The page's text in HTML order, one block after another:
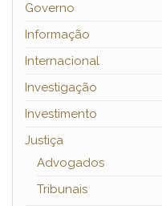
Governo
Informação
Internacional
Investigação
Investimento
Justiça
Advogados
Tribunais